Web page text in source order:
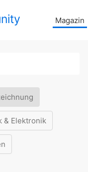
Magazin
& Elektronik